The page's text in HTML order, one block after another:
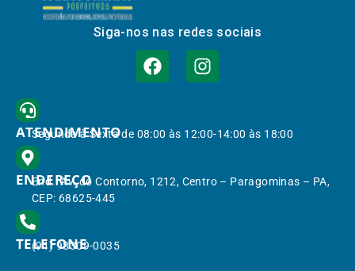
Siga-nos nas redes sociais
ATENDIMENTO
Segunda à Sexta de 08:00 às 12:00-14:00 às 18:00
ENDEREÇO
End.: Av. do Contorno, 1212, Centro – Paragominas – PA,
CEP: 68625-445
TELEFONE
(91) 98309-0035